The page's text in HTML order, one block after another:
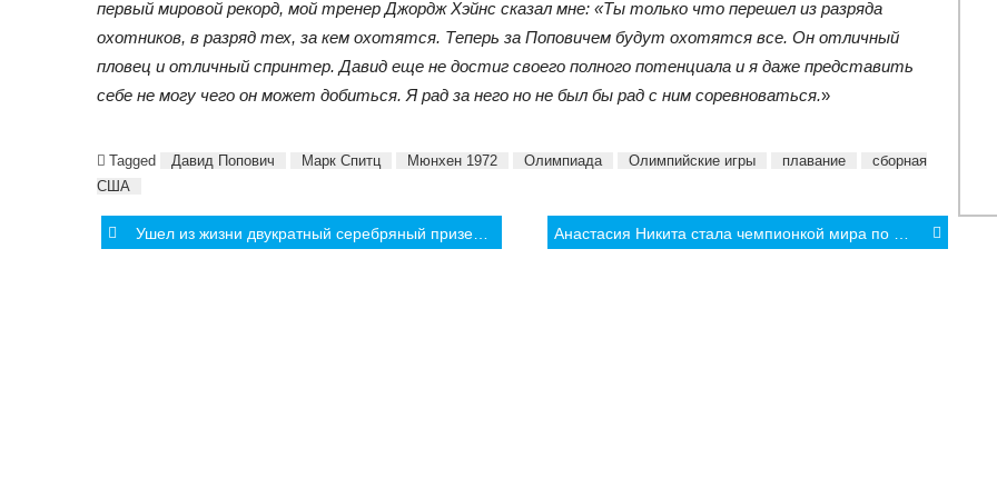
первый мировой рекорд, мой тренер Джордж Хэйнс сказал мне: «Ты только что перешел из разряда
охотников, в разряд тех, за кем охотятся. Теперь за Поповичем будут охотятся все. Он отличный
пловец и отличный спринтер. Давид еще не достиг своего полного потенциала и я даже представить
себе не могу чего он может добиться. Я рад за него но не был бы рад с ним соревноваться.»
Tagged Давид Попович Марк Спитц Мюнхен 1972 Олимпиада Олимпийские игры плавание
сборная
США
PostУшел из жизни двукратный серебряный призер Олимпийских игр Юрий Башкатов Анастасия Никита стала чемпионкой мира по борьбе!